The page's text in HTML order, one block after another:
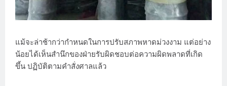
แม้จะล่าช้ากว่ากำหนดในการปรับสภาพหาดม่วงงาม แต่อย่าง
น้อยได้เห็นสำนึกของฝ่ายรับผิดชอบต่อความผิดพลาดที่เกิด
ขึ้น ปฏิบัติตามคำสั่งศาลแล้ว